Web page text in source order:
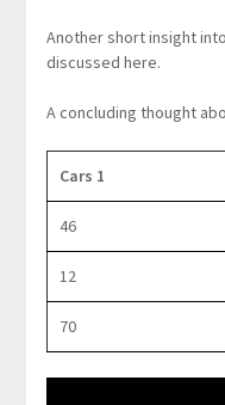
Another short insight
discussed here.
A concluding thought
Cars 1
46
12
70